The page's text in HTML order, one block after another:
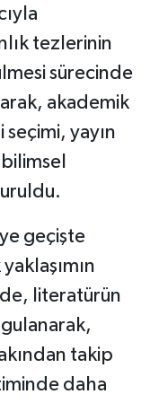
tezlerinin
sürecinde
akademik
yayın
geçişte
literatürün
takip
daha